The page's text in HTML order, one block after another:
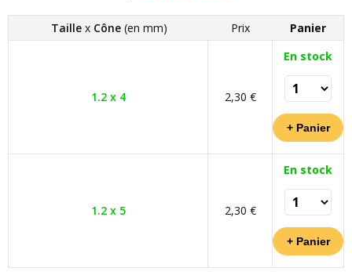
Taillex Cône(en mm) Prix Panier
1.2 x 4 2,30 €
En stock
1.2 x 5 2,30 €
En stock